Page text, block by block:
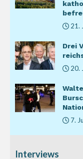
21.
Drei
20.
7.
Interviews